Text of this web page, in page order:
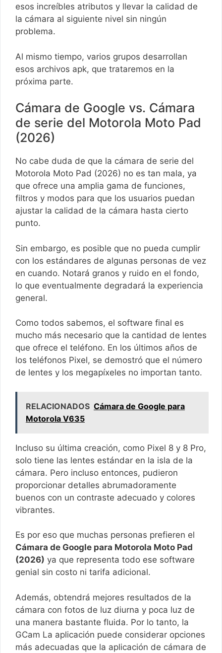
esos increíbles atributos y llevar la calidad de
la cámara al siguiente nivel sin ningún
problema.
Al mismo tiempo, varios grupos desarrollan
esos archivos apk, que trataremos en la
próxima parte.
Cámara de Google vs. Cámara
de serie del Motorola Moto Pad
(2026)
No cabe duda de que la cámara de serie del
Motorola Moto Pad (2026) no es tan mala, ya
que ofrece una amplia gama de funciones,
filtros y modos para que los usuarios puedan
ajustar la calidad de la cámara hasta cierto
punto.
Sin embargo, es posible que no pueda cumplir
con los estándares de algunas personas de vez
en cuando. Notará granos y ruido en el fondo,
lo que eventualmente degradará la experiencia
general.
Como todos sabemos, el software final es
mucho más necesario que la cantidad de lentes
que ofrece el teléfono. En los últimos años de
los teléfonos Pixel, se demostró que el número
de lentes y los megapíxeles no importan tanto.
RELACIONADOS Cámara de Google para
Motorola V635
Incluso su última creación, como Pixel 8 y 8 Pro,
solo tiene las lentes estándar en la isla de la
cámara. Pero incluso entonces, pudieron
proporcionar detalles abrumadoramente
buenos con un contraste adecuado y colores
vibrantes.
Es por eso que muchas personas prefieren el
Cámara de Google para Motorola Moto Pad
(2026) ya que representa todo ese software
genial sin costo ni tarifa adicional.
Además, obtendrá mejores resultados de la
cámara con fotos de luz diurna y poca luz de
una manera bastante fluida. Por lo tanto, la
GCam La aplicación puede considerar opciones
más adecuadas que la aplicación de cámara de